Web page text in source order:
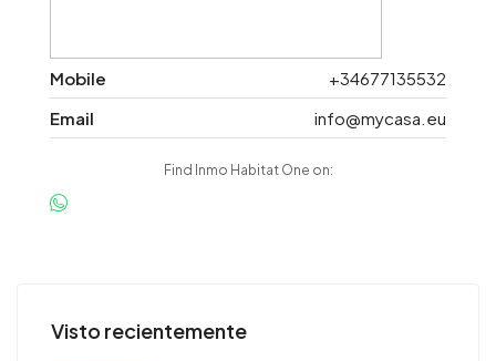
Mobile
+34677135532
Email
info@mycasa.eu
Find Inmo Habitat One on:
Visto recientemente